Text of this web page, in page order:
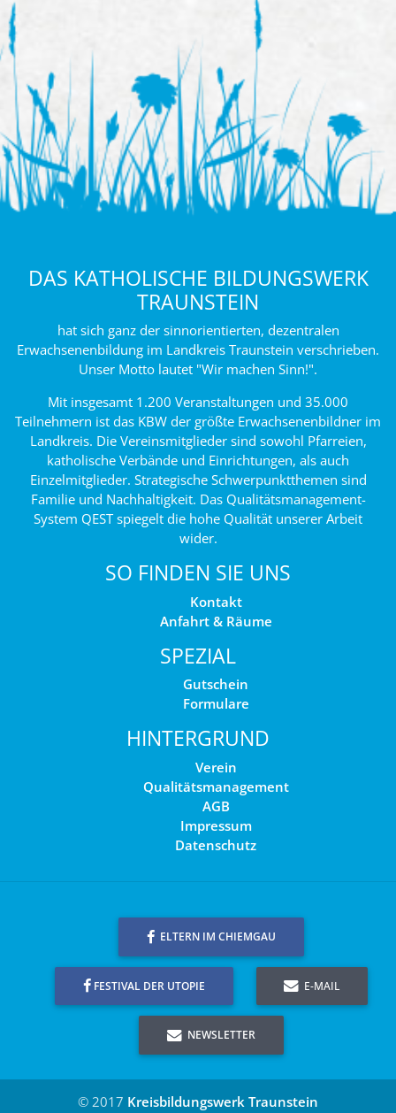
DAS KATHOLISCHE BILDUNGSWERK
TRAUNSTEIN
hat sich ganz der sinnorientierten, dezentralen
Erwachsenenbildung im Landkreis Traunstein verschrieben.
Unser Motto lautet "Wir machen Sinn!".
Mit insgesamt 1.200 Veranstaltungen und 35.000
Teilnehmern ist das KBW der größte Erwachsenenbildner im
Landkreis. Die Vereinsmitglieder sind sowohl Pfarreien,
katholische Verbände und Einrichtungen, als auch
Einzelmitglieder. Strategische Schwerpunktthemen sind
Familie und Nachhaltigkeit. Das Qualitätsmanagement-
System QEST spiegelt die hohe Qualität unserer Arbeit
wider.
SO FINDEN SIE UNS
Kontakt
Anfahrt & Räume
SPEZIAL
Gutschein
Formulare
HINTERGRUND
Verein
Qualitätsmanagement
AGB
Impressum
Datenschutz
ELTERN IM CHIEMGAU
FESTIVAL DER UTOPIE E-MAIL
NEWSLETTER
© 2017 Kreisbildungswerk Traunstein